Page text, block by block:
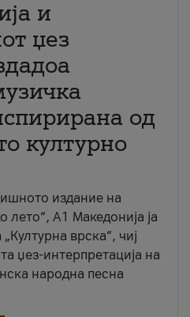
и
џез
од
културно
издание на
лето“, А1 Македонија ја
врска“, чиј
џез-интерпретација на
народна песна